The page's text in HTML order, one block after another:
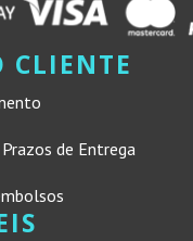
CLIENTE
de Entrega